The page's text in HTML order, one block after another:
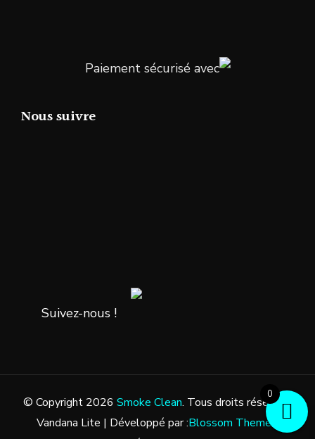
Paiement sécurisé avec
Nous suivre
Suivez-nous !
© Copyright 2026 Smoke Clean. Tous droits réservés.
Vandana Lite | Développé par :Blossom Themes
0